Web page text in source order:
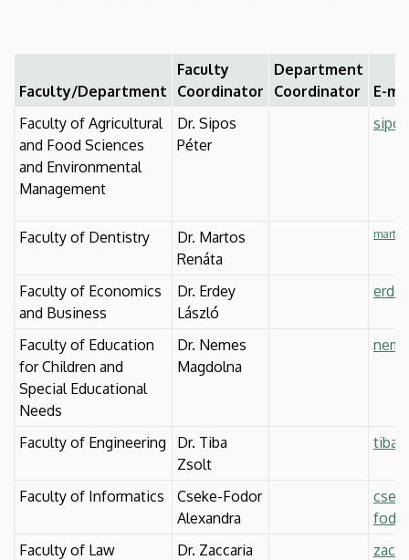
Faculty/Department
Faculty
Coordinator
Department
Coordinator
E-
Faculty of Agricultural
and Food Sciences
and Environmental
Management
Dr. Sipos
Péter
Faculty of Dentistry
Dr. Martos
Renáta
Faculty of Economics
and Business
Dr. Erdey
László
Faculty of Education
for Children and
Special Educational
Needs
Dr. Nemes
Magdolna
Faculty of Engineering
Dr. Tiba
Zsolt
Faculty of Informatics
Cseke-Fodor
Alexandra
Faculty of Law
Dr. Zaccaria